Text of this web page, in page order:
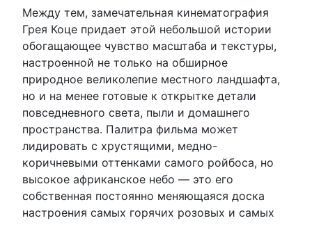
Между тем, замечательная кинематография
Грея Коце придает этой небольшой истории
обогащающее чувство масштаба и текстуры,
настроенной не только на обширное
природное великолепие местного ландшафта,
но и на менее готовые к открытке детали
повседневного света, пыли и домашнего
пространства. Палитра фильма может
лидировать с хрустящими, медно-
коричневыми оттенками самого ройбоса, но
высокое африканское небо — это его
собственная постоянно меняющаяся доска
настроения самых горячих розовых и самых